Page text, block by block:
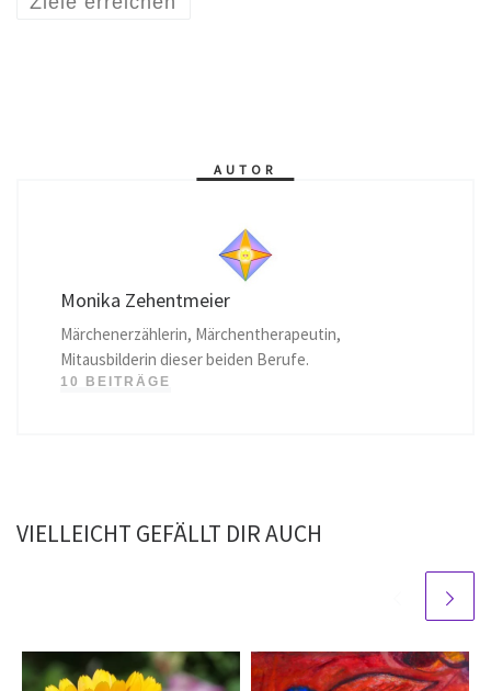
AUTOR
Monika Zehentmeier
Märchenerzählerin, Märchentherapeutin,
Mitausbilderin dieser beiden Berufe.
10 BEITRÄGE
VIELLEICHT GEFÄLLT DIR AUCH